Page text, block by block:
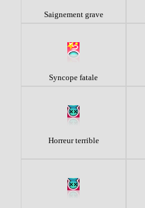
Saignement grave
Syncope fatale
Horreur terrible